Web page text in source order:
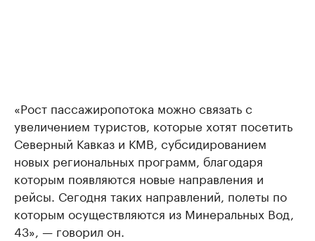
«Рост пассажиропотока можно связать с
увеличением туристов, которые хотят посетить
Северный Кавказ и КМВ, субсидированием
новых региональных программ, благодаря
которым появляются новые направления и
рейсы. Сегодня таких направлений, полеты по
которым осуществляются из Минеральных Вод,
43», — говорил он.